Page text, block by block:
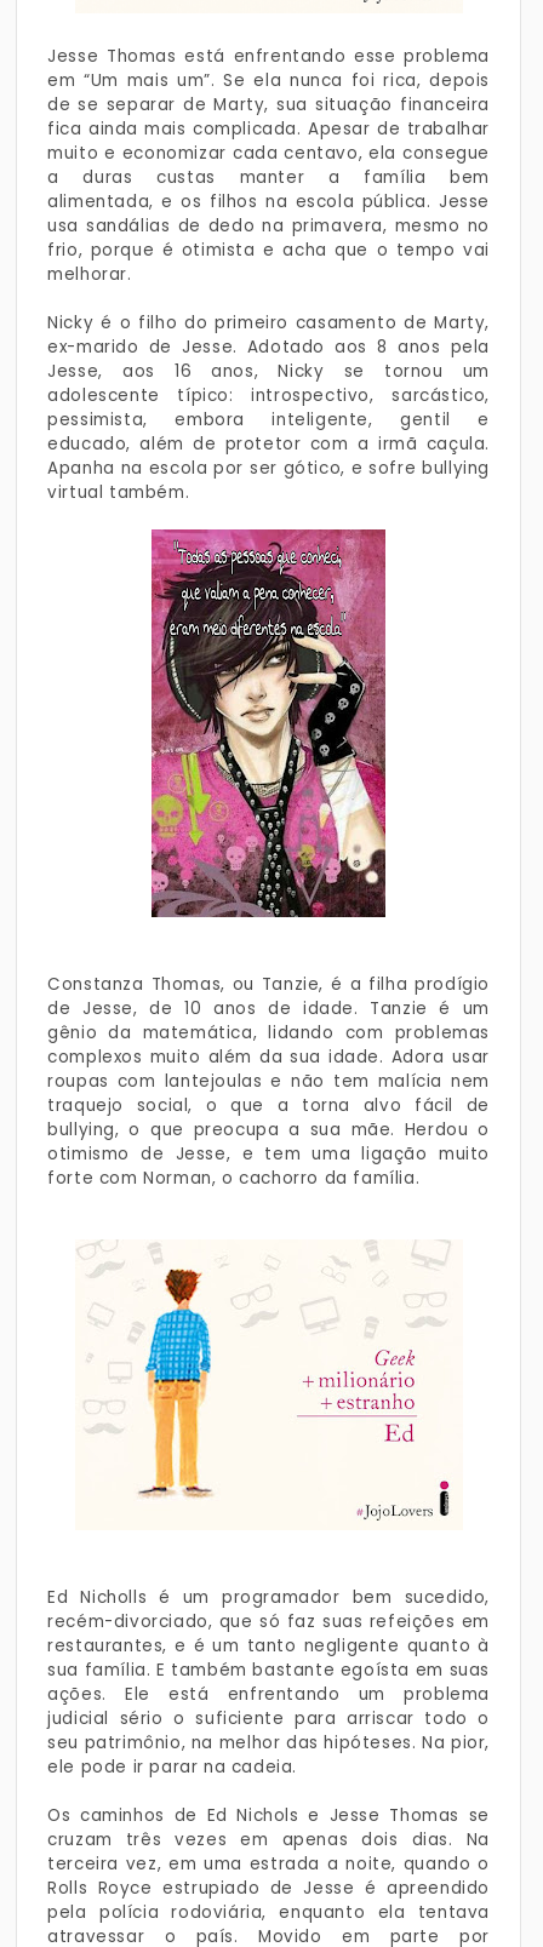
Jesse Thomas está enfrentando esse problema
em “Um mais um”. Se ela nunca foi rica, depois
de se separar de Marty, sua situação financeira
fica ainda mais complicada. Apesar de trabalhar
muito e economizar cada centavo, ela consegue
a duras custas manter a família bem
alimentada, e os filhos na escola pública. Jesse
usa sandálias de dedo na primavera, mesmo no
frio, porque é otimista e acha que o tempo vai
melhorar.
Nicky é o filho do primeiro casamento de Marty,
ex-marido de Jesse. Adotado aos 8 anos pela
Jesse, aos 16 anos, Nicky se tornou um
adolescente típico: introspectivo, sarcástico,
pessimista, embora inteligente, gentil e
educado, além de protetor com a irmã caçula.
Apanha na escola por ser gótico, e sofre bullying
virtual também.
Constanza Thomas, ou Tanzie, é a filha prodígio
de Jesse, de 10 anos de idade. Tanzie é um
gênio da matemática, lidando com problemas
complexos muito além da sua idade. Adora usar
roupas com lantejoulas e não tem malícia nem
traquejo social, o que a torna alvo fácil de
bullying, o que preocupa a sua mãe. Herdou o
otimismo de Jesse, e tem uma ligação muito
forte com Norman, o cachorro da família.
Ed Nicholls é um programador bem sucedido,
recém-divorciado, que só faz suas refeições em
restaurantes, e é um tanto negligente quanto à
sua família. E também bastante egoísta em suas
ações. Ele está enfrentando um problema
judicial sério o suficiente para arriscar todo o
seu patrimônio, na melhor das hipóteses. Na pior,
ele pode ir parar na cadeia.
Os caminhos de Ed Nichols e Jesse Thomas se
cruzam três vezes em apenas dois dias. Na
terceira vez, em uma estrada a noite, quando o
Rolls Royce estrupiado de Jesse é apreendido
pela polícia rodoviária, enquanto ela tentava
atravessar o país. Movido em parte por